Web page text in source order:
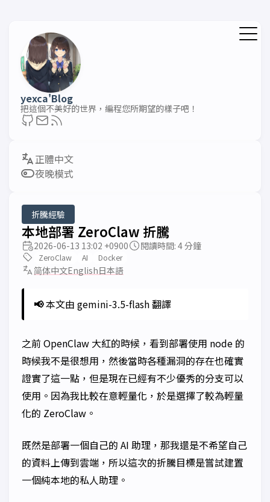
yexca'Blog
把這個不美好的世界，編程您所期望的樣子吧！
夜晚模式
折騰經驗
本地部署 ZeroClaw 折騰
2026-06-13 13:02 +0900 閱讀時間: 4 分鐘
ZeroClaw AI Docker
简体中文English日本語
📢本文由 gemini-3.5-flash 翻譯
之前 OpenClaw 大紅的時候，看到部署使用 node 的
時候我不是很想用，然後當時各種漏洞的存在也確實
證實了這一點，但是現在已經有不少優秀的分支可以
使用。因為我比較在意輕量化，於是選擇了較為輕量
化的 ZeroClaw。
既然是部署一個自己的 AI 助理，那我還是不希望自己
的資料上傳到雲端，所以這次的折騰目標是嘗試建置
一個純本地的私人助理。